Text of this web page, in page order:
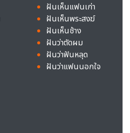
ฝันเห็นแฟนเก่า
ฝันเห็นพระสงฆ์
ฝันเห็นช้าง
ฝันว่าตัดผม
ฝันว่าฟันหลุด
ฝันว่าแฟนนอกใจ